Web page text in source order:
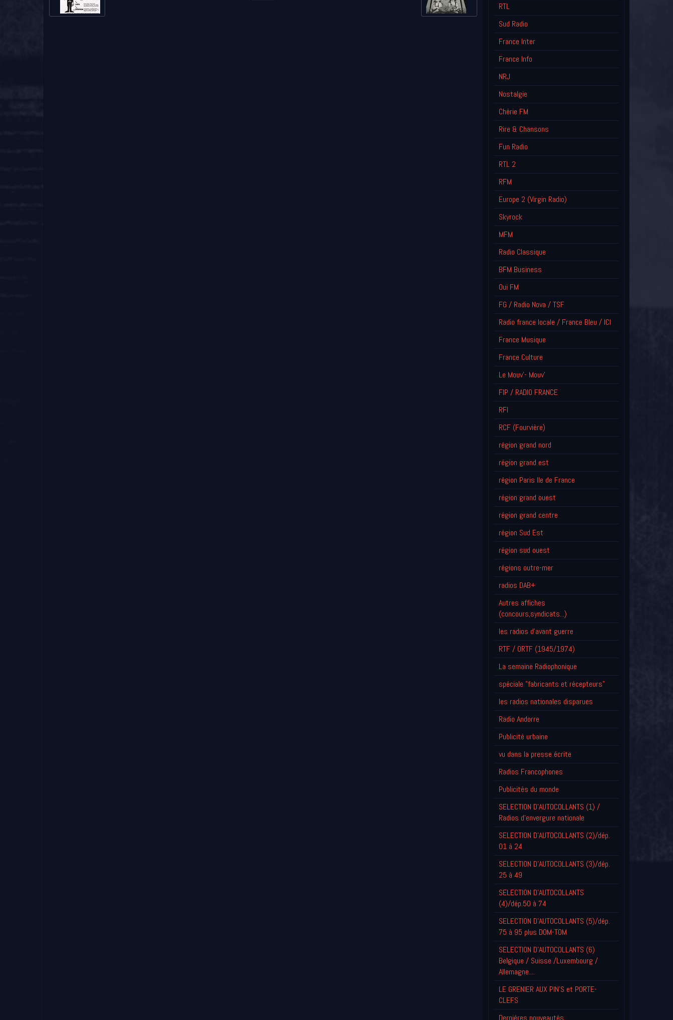
RTL
Sud Radio
France Inter
France Info
NRJ
Nostalgie
Chérie FM
Rire & Chansons
Fun Radio
RTL 2
RFM
Europe 2 (Virgin Radio)
Skyrock
MFM
Radio Classique
BFM Business
Oui FM
FG / Radio Nova / TSF
Radio france locale / France Bleu / ICI
France Musique
France Culture
Le Mouv'- Mouv'
FIP / RADIO FRANCE
RFI
RCF (Fourvière)
région grand nord
région grand est
région Paris Ile de France
région grand ouest
région grand centre
région Sud Est
région sud ouest
régions outre-mer
radios DAB+
Autres affiches
(concours,syndicats...)
les radios d'avant guerre
RTF / ORTF (1945/1974)
La semaine Radiophonique
spéciale "fabricants et récepteurs"
les radios nationales disparues
Radio Andorre
Publicité urbaine
vu dans la presse écrite
Radios Francophones
Publicités du monde
SELECTION D'AUTOCOLLANTS (1) /
Radios d'envergure nationale
SELECTION D'AUTOCOLLANTS (2)/dép.
01 à 24
SELECTION D'AUTOCOLLANTS (3)/dép.
25 à 49
SELECTION D'AUTOCOLLANTS
(4)/dép.50 à 74
SELECTION D'AUTOCOLLANTS (5)/dép.
75 à 95 plus DOM-TOM
SELECTION D'AUTOCOLLANTS (6)
Belgique / Suisse /Luxembourg /
Allemagne....
LE GRENIER AUX PIN'S et PORTE-
CLEFS
Derniéres nouveautés